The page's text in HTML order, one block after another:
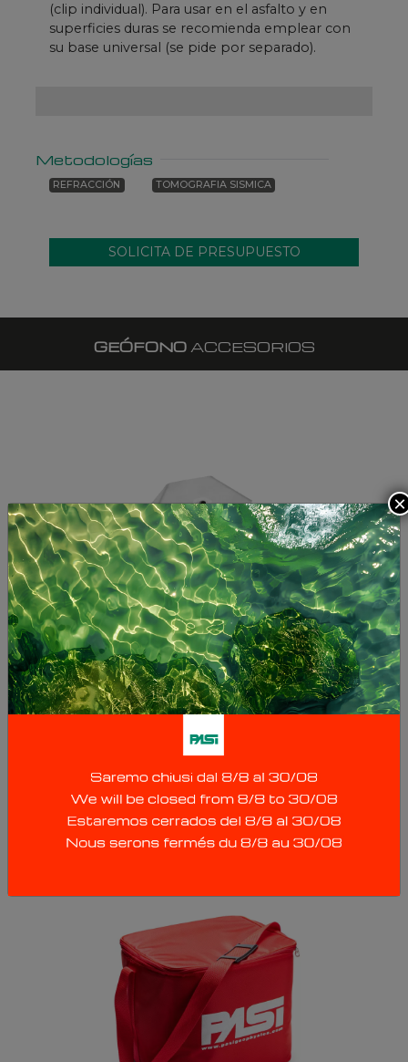
(clip individual). Para usar en el asfalto y en
superficies duras se recomienda emplear con
su base universal (se pide por separado).
Metodologías
REFRACCIÓN TOMOGRAFIA SISMICA
GEÓFONO ACCESORIOS
BASE UNIVERSAL
Base por geófono de acero inoxidable; permite
el uso de geófonos estándar en asfalto,
hormigón y otras superficies duras sin tener que
desenroscar la punta.
×